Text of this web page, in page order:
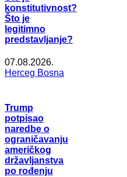
konstitutivnost?
Što je
legitimno
predstavljanje?
07.08.2026.
Herceg Bosna
Trump
potpisao
naredbe o
ograničavanju
američkog
državljanstva
po rođenju